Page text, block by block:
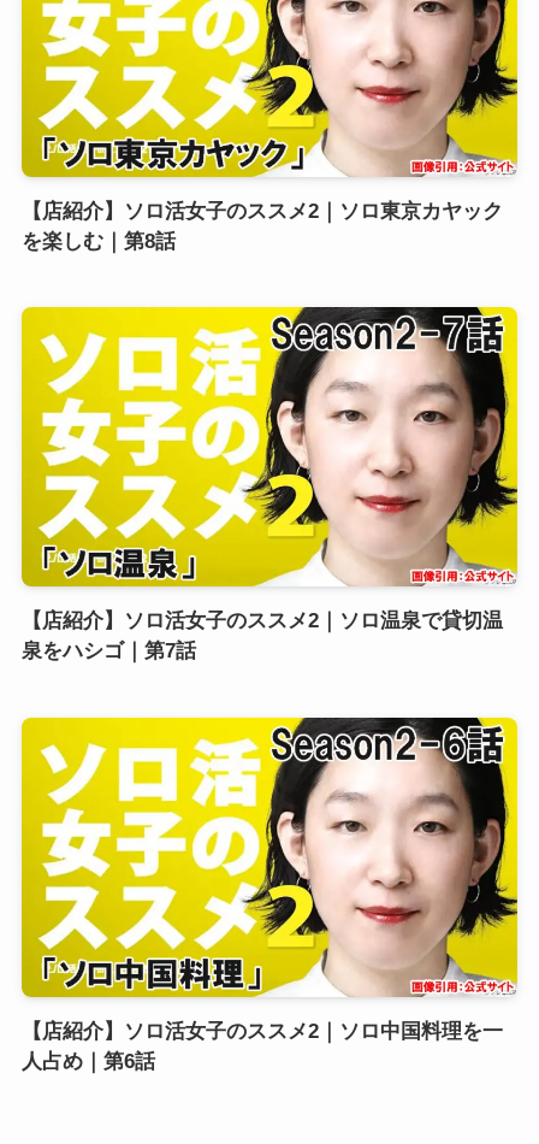
【店紹介】ソロ活女子のススメ2｜ソロ東京カヤック
を楽しむ｜第8話
【店紹介】ソロ活女子のススメ2｜ソロ温泉で貸切温
泉をハシゴ｜第7話
【店紹介】ソロ活女子のススメ2｜ソロ中国料理を一
人占め｜第6話